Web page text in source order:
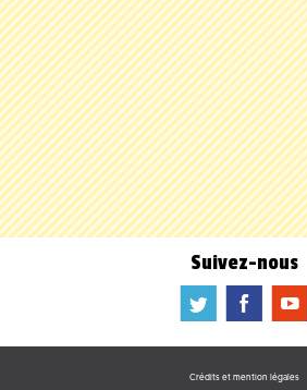
Suivez-nous
a b f
Crédits et mention légales